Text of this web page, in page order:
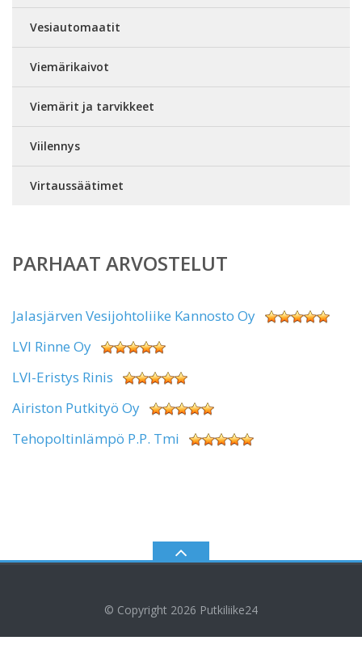
Vesiautomaatit
Viemärikaivot
Viemärit ja tarvikkeet
Viilennys
Virtaussäätimet
PARHAAT ARVOSTELUT
Jalasjärven Vesijohtoliike Kannosto Oy
LVI Rinne Oy
LVI-Eristys Rinis
Airiston Putkityö Oy
Tehopoltinlämpö P.P. Tmi
© Copyright 2026 Putkiliike24